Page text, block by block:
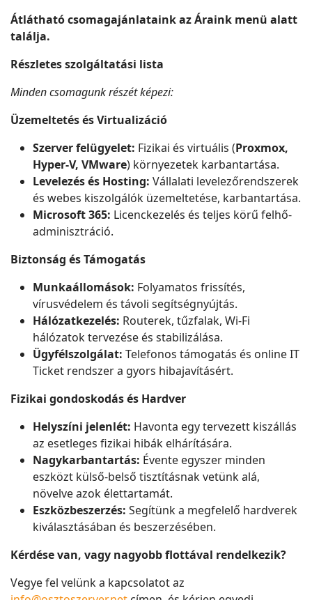
Átlátható csomagajánlataink az Áraink menü alatt
találja.
Részletes szolgáltatási lista
Minden csomagunk részét képezi:
Üzemeltetés és Virtualizáció
Szerver felügyelet: Fizikai és virtuális (Proxmox,
Hyper-V, VMware) környezetek karbantartása.
Levelezés és Hosting: Vállalati levelezőrendszerek
és webes kiszolgálók üzemeltetése, karbantartása.
Microsoft 365: Licenckezelés és teljes körű felhő-
adminisztráció.
Biztonság és Támogatás
Munkaállomások: Folyamatos frissítés,
vírusvédelem és távoli segítségnyújtás.
Hálózatkezelés: Routerek, tűzfalak, Wi-Fi
hálózatok tervezése és stabilizálása.
Ügyfélszolgálat: Telefonos támogatás és online IT
Ticket rendszer a gyors hibajavításért.
Fizikai gondoskodás és Hardver
Helyszíni jelenlét: Havonta egy tervezett kiszállás
az esetleges fizikai hibák elhárítására.
Nagykarbantartás: Évente egyszer minden
eszközt külső-belső tisztításnak vetünk alá,
növelve azok élettartamát.
Eszközbeszerzés: Segítünk a megfelelő hardverek
kiválasztásában és beszerzésében.
Kérdése van, vagy nagyobb flottával rendelkezik?
Vegye fel velünk a kapcsolatot az